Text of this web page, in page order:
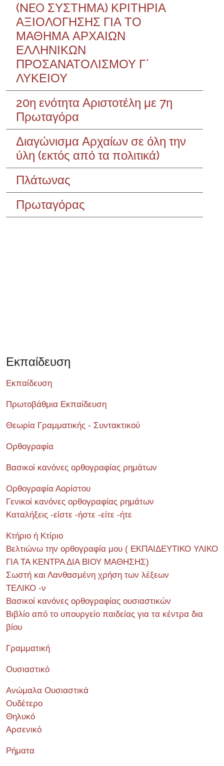
(NEO ΣΥΣΤΗΜΑ) ΚΡΙΤΗΡΙΑ
ΑΞΙΟΛΟΓΗΣΗΣ ΓΙΑ ΤΟ
ΜΑΘΗΜΑ ΑΡΧΑΙΩΝ
ΕΛΛΗΝΙΚΩΝ
ΠΡΟΣΑΝΑΤΟΛΙΣΜΟΥ Γ΄
ΛΥΚΕΙΟΥ
20η ενότητα Αριστοτέλη με 7η
Πρωταγόρα
Διαγώνισμα Αρχαίων σε όλη την
ύλη (εκτός από τα πολιτικά)
Πλάτωνας
Πρωταγόρας
Εκπαίδευση
Εκπαίδευση
Πρωτοβάθμια Εκπαίδευση
Θεωρία Γραμματικής - Συντακτικού
Ορθογραφία
Βασικοί κανόνες ορθογραφίας ρημάτων
Ορθογραφία Αορίστου
Γενικοί κανόνες ορθογραφίας ρημάτων
Καταλήξεις -είστε -ήστε -είτε -ήτε
Κτήριο ή Κτίριο
Βελτιώνω την ορθογραφία μου ( ΕΚΠΑΙΔΕΥΤΙΚΟ ΥΛΙΚΟ
ΓΙΑ ΤΑ ΚΕΝΤΡΑ ΔΙΑ ΒΙΟΥ ΜΑΘΗΣΗΣ)
Σωστή και Λανθασμένη χρήση των λέξεων
ΤΕΛΙΚΟ -ν
Βασικοί κανόνες ορθογραφίας ουσιαστικών
Βιβλίο από το υπουργείο παιδείας για τα κέντρα δια
βίου
Γραμματική
Ουσιαστικό
Ανώμαλα Ουσιαστικά
Ουδέτερο
Θηλυκό
Αρσενικό
Ρήματα